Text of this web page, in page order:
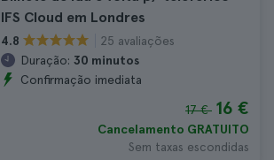
IFS Cloud em Londres
4.8
25 avaliações
Duração: 30 minutos
Confirmação imediata
17 € 16 €
Cancelamento GRATUITO
Sem taxas escondidas